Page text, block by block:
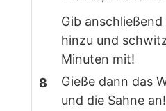
Gib
hinzu und
Minuten mit!
Gieße dann das
und die Sahne